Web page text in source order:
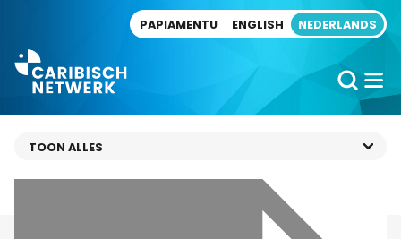
PAPIAMENTU ENGLISH NEDERLANDS